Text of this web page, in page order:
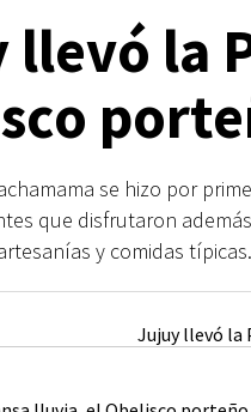
la
se hizo por
que disfrutaron
y comidas típicas.